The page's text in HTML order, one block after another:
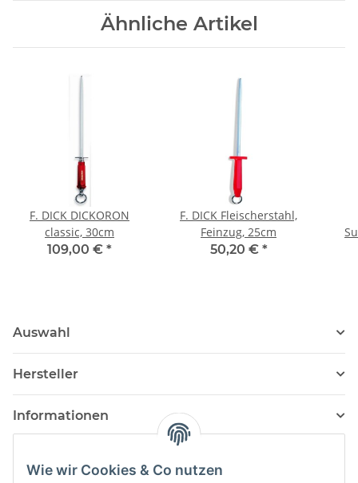
Wie wir Cookies & Co nutzen
Ähnliche Artikel
F. DICK DICKORON
classic, 30cm
109,00 € *
F. DICK Fleischerstahl,
Feinzug, 25cm
50,20 € *
Auswahl
Hersteller
Informationen